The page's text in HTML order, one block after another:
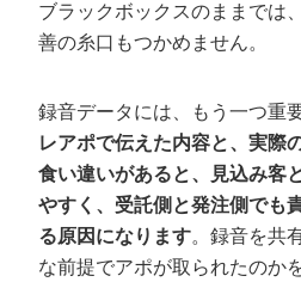
ブラックボックスのままでは
善の糸口もつかめません。
録音データには、もう一つ重
レアポで伝えた内容と、実際
食い違いがあると、見込み客
やすく、受託側と発注側でも
る原因になります。録音を共
な前提でアポが取られたのか